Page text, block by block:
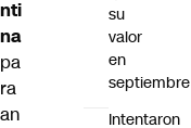
nti
na
pa
ra
an
su
valor
en
septiembre
Intentaron